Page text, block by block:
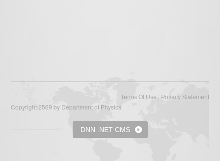
Terms Of Use | Privacy Statement
Copyright 2569 by Department of Physics
DNN .NET CMS